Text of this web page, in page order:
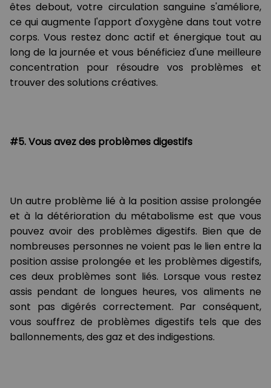
êtes debout, votre circulation sanguine s'améliore,
ce qui augmente l'apport d'oxygène dans tout votre
corps. Vous restez donc actif et énergique tout au
long de la journée et vous bénéficiez d'une meilleure
concentration pour résoudre vos problèmes et
trouver des solutions créatives.
#5. Vous avez des problèmes digestifs
Un autre problème lié à la position assise prolongée
et à la détérioration du métabolisme est que vous
pouvez avoir des problèmes digestifs. Bien que de
nombreuses personnes ne voient pas le lien entre la
position assise prolongée et les problèmes digestifs,
ces deux problèmes sont liés. Lorsque vous restez
assis pendant de longues heures, vos aliments ne
sont pas digérés correctement. Par conséquent,
vous souffrez de problèmes digestifs tels que des
ballonnements, des gaz et des indigestions.